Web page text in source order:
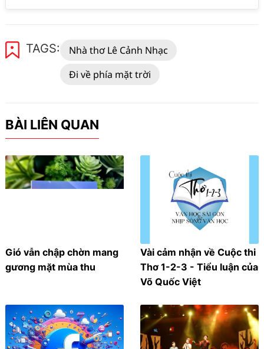
TAGS:
Nhà thơ Lê Cảnh Nhạc
Đi về phía mặt trời
BÀI LIÊN QUAN
Gió vẫn chập chờn mang
gương mặt mùa thu
Vài cảm nhận về Cuộc thi
Thơ 1-2-3 - Tiểu luận của
Võ Quốc Việt